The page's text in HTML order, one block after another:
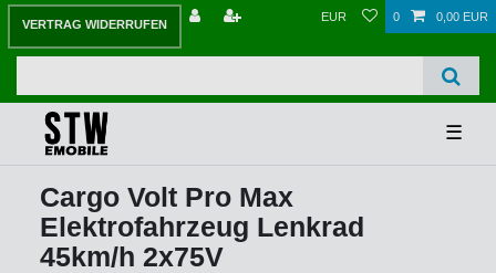
VERTRAG WIDERRUFEN
EUR 0 0,00 EUR
☰
Cargo Volt Pro Max
Elektrofahrzeug Lenkrad
45km/h 2x75V